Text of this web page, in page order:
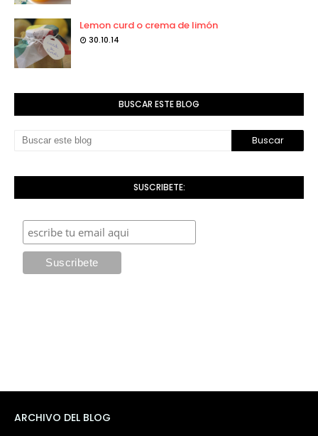
Lemon curd o crema de limón
30.10.14
BUSCAR ESTE BLOG
SUSCRIBETE:
ARCHIVO DEL BLOG